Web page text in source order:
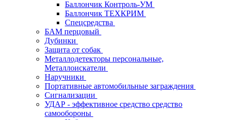
Баллончик Контроль-УМ
Баллончик ТЕХКРИМ
Спецсредства
БАМ перцовый
Дубинки
Защита от собак
Металлодетекторы персональные,
Металлоискатели
Наручники
Портативные автомобильные заграждения
Сигнализации
УДАР - эффективное средство средство
самообороны